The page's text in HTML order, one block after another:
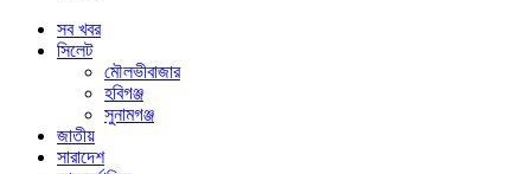
সব খবর
সিলেট
মৌলভীবাজার
হবিগঞ্জ
সুনামগঞ্জ
জাতীয়
সারাদেশ